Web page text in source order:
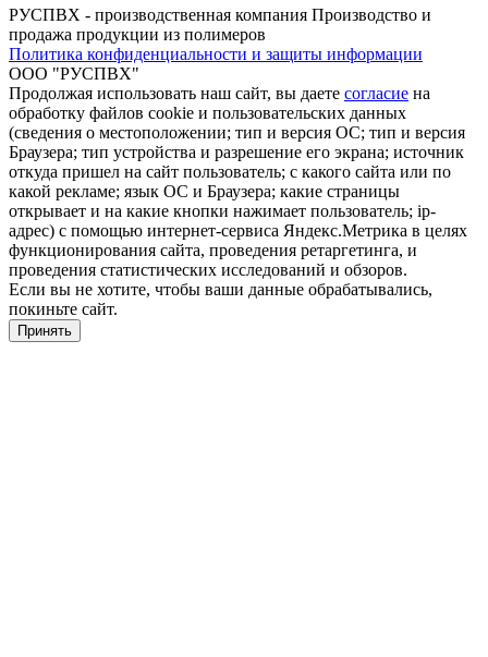
РУСПВХ - производственная компания Производство и
продажа продукции из полимеров
Политика конфиденциальности и защиты информации
ООО "РУСПВХ"
Продолжая использовать наш сайт, вы даете согласие на
обработку файлов cookie и пользовательских данных
(сведения о местоположении; тип и версия ОС; тип и версия
Браузера; тип устройства и разрешение его экрана; источник
откуда пришел на сайт пользователь; с какого сайта или по
какой рекламе; язык ОС и Браузера; какие страницы
открывает и на какие кнопки нажимает пользователь; ip-
адрес) с помощью интернет-сервиса Яндекс.Метрика в целях
функционирования сайта, проведения ретаргетинга, и
проведения статистических исследований и обзоров.
Если вы не хотите, чтобы ваши данные обрабатывались,
покиньте сайт.
Принять